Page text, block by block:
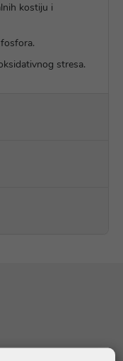
kostiju i
stresa.